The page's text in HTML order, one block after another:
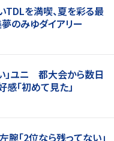
TDLを満喫、夏を彩る最
のみゆダイアリー
」ユニ 都大会から数日
「初めて見た」
「2位なら残ってない」